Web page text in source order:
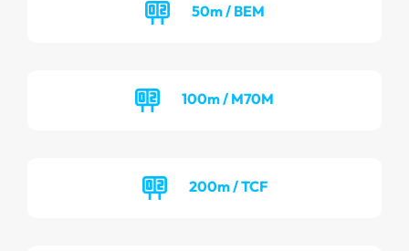
50m / BEM
100m / M70M
200m / TCF